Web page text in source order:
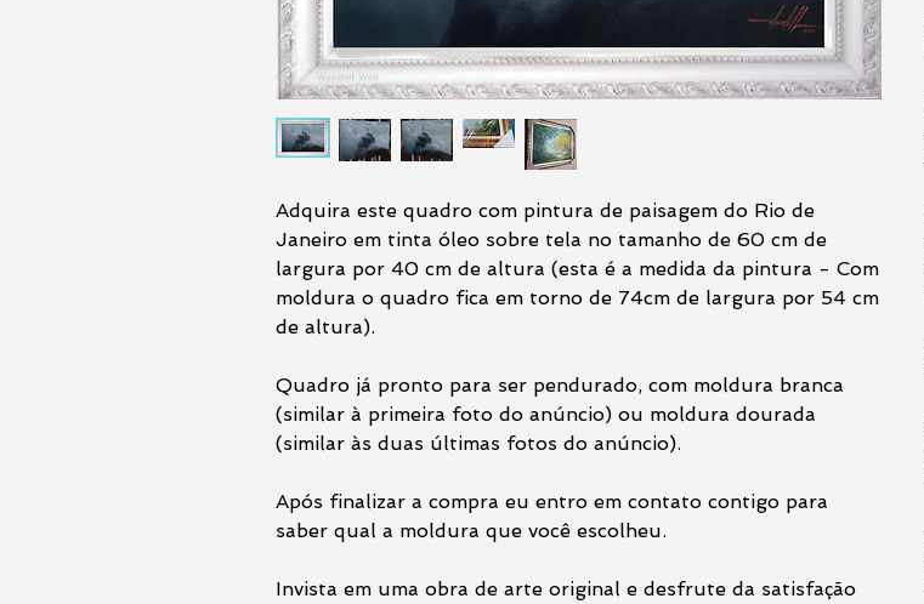
Adquira este quadro com pintura de paisagem do Rio de
Janeiro em tinta óleo sobre tela no tamanho de 60 cm de
largura por 40 cm de altura (esta é a medida da pintura - Com
moldura o quadro fica em torno de 74cm de largura por 54 cm
de altura).
Quadro já pronto para ser pendurado, com moldura branca
(similar à primeira foto do anúncio) ou moldura dourada
(similar às duas últimas fotos do anúncio).
Após finalizar a compra eu entro em contato contigo para
saber qual a moldura que você escolheu.
Invista em uma obra de arte original e desfrute da satisfação